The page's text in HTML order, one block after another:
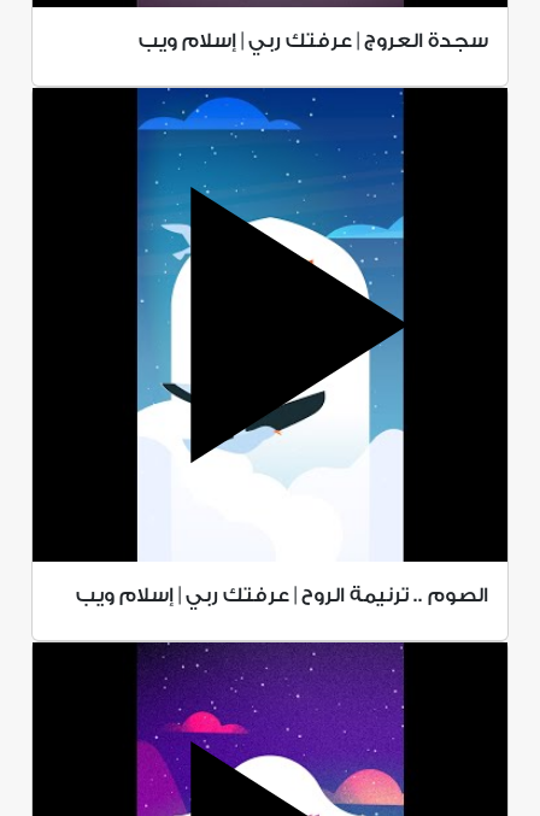
سجدة العروج | عرفتك ربي | إسلام ويب
الصوم .. ترنيمة الروح | عرفتك ربي | إسلام ويب